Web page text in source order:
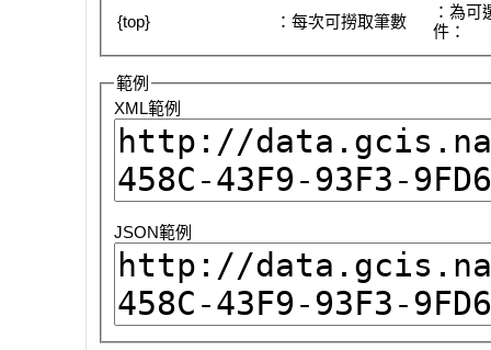
{top}
：每次可撈取筆數
：為可
件：
範例
XML範例
JSON範例